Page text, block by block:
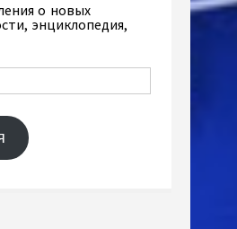
о новых
энциклопедия,